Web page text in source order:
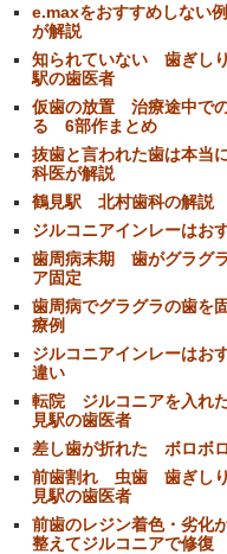
e.maxをおすすめしない
が解説
知られていない 歯ぎし
駅の歯医者
仮歯の放置 治療途中で
る 6部作まとめ
抜歯と言われた歯は本当
科医が解説
鶴見駅 北村歯科の解説
ジルコニアインレーはお
歯周病末期 歯がグラグ
ア固定
歯周病でグラグラの歯を
療例
ジルコニアインレーはお
違い
転院 ジルコニアを入れ
見駅の歯医者
差し歯が折れた ボロボ
前歯割れ 虫歯 歯ぎし
見駅の歯医者
前歯のレジン着色・劣化
整えてジルコニアで修復